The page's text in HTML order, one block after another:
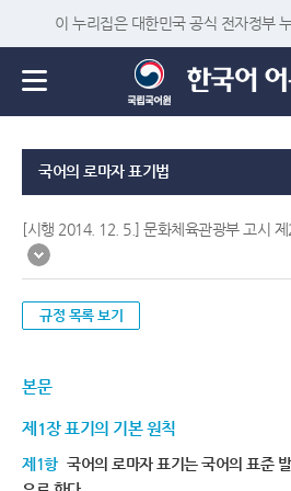
이 누리집은 대한민국 공식 전자정부
국어의 로마자 표기법
[시행 2014. 12. 5.] 문화체육관광부 고시
규정 목록 보기
본문
제1장 표기의 기본 원칙
제1항 국어의 로마자 표기는 국어의 표준